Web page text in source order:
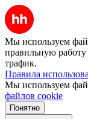
Мы используем
правильную работу
трафик.
Правила
Мы используем
файлов cookie
Понятно